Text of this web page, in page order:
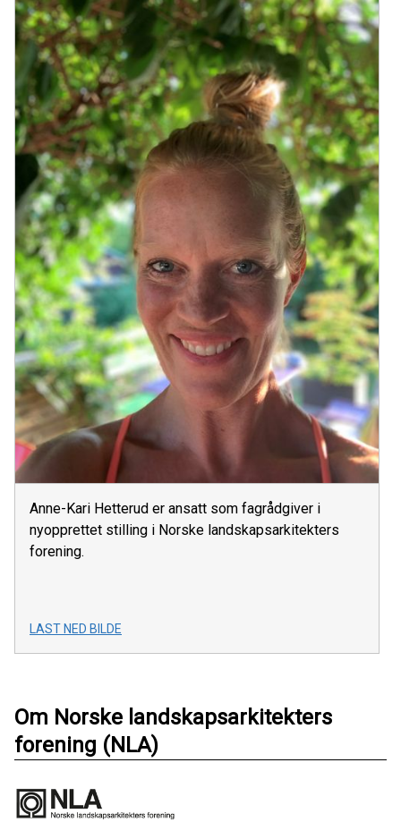
Anne-Kari Hetterud er ansatt som fagrådgiver i
nyopprettet stilling i Norske landskapsarkitekters
forening.
LAST NED BILDE
Om Norske landskapsarkitekters
forening (NLA)